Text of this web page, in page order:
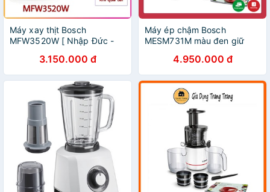
Máy xay thịt Bosch
MFW3520W [ Nhập Đức -
3.150.000 đ
Máy ép chậm Bosch
MESM731M màu đen giữ
trái cây [nhập Đức chính
hãng]
4.950.000 đ